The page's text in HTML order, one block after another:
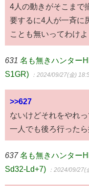
4人の動きがそこまで
要するに4人が一斉に
ことも無いってわけよ
631 名も無きハンター
S1GR)
：2024/09/27(金)
>>627
ないけどそれをやれ
一人でも後ろ行った
637 名も無きハンター
Sd32-Ld+7)
：2024/09/27(